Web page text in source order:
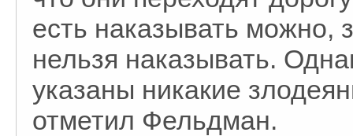
есть наказывать можно,
нельзя наказывать.
указаны никакие
отметил Фельдман.